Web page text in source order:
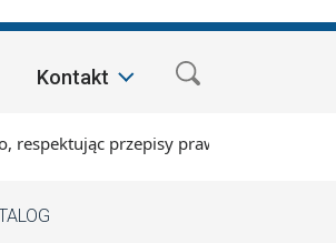
Kontakt
przepisy prawa i mając na